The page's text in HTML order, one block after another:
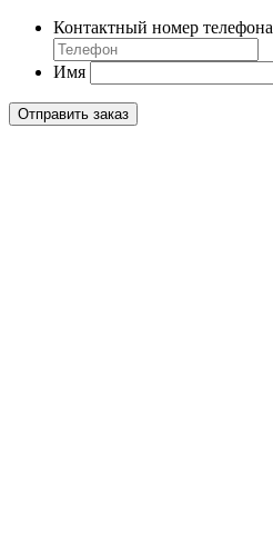
Контактный номер телефона
Имя
Отправить заказ